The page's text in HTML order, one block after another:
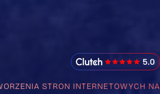
IMADO Reviews
STRON INTERNETOWYCH